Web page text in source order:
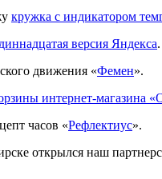
кружка с индикатором
версия Яндекса.
движения «Фемен».
интернет-магазина
часов «Рефлектиус».
открылся наш